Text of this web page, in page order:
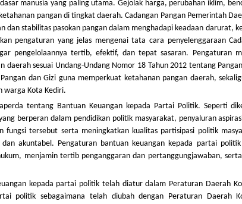
manusia yang paling utama. Gejolak harga, perubahan iklim,
pangan di tingkat daerah. Cadangan Pangan Pemerintah
dan stabilitas pasokan pangan dalam menghadapi keadaan darurat,
pengaturan yang jelas mengenai tata cara penyelenggaraan
pengelolaannya tertib, efektif, dan tepat sasaran. Pengaturan
daerah sesuai Undang-Undang Nomor 18 Tahun 2012 tentang
dan Gizi guna memperkuat ketahanan pangan daerah,
warga Kota Kediri.
tentang Bantuan Keuangan kepada Partai Politik. Seperti
berperan dalam pendidikan politik masyarakat, penyaluran
fungsi tersebut serta meningkatkan kualitas partisipasi politik
dan akuntabel. Pengaturan bantuan keuangan kepada partai
menjamin tertib penganggaran dan pertanggungjawaban,
kepada partai politik telah diatur dalam Peraturan Daerah
politik sebagaimana telah diubah dengan Peraturan Daerah